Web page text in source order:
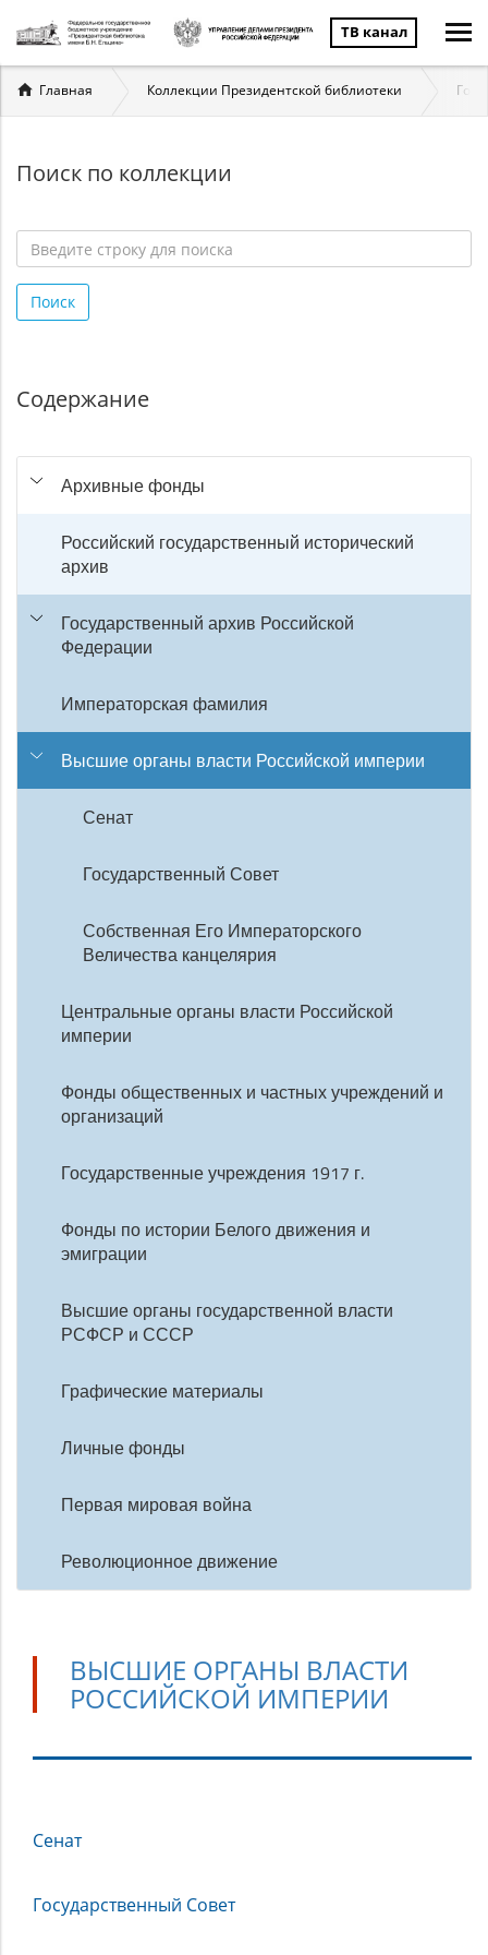
ТВ канал
Вы
здесь
Главная Коллекции Президентской библиотеки
Поиск по коллекции
строку
для
Поиск
Содержание
Архивные фонды
Российский государственный исторический
архив
Государственный архив Российской
Федерации
Императорская фамилия
Высшие органы власти Российской империи
Сенат
Государственный Совет
Собственная Его Императорского
Величества канцелярия
Центральные органы власти Российской
империи
Фонды общественных и частных учреждений и
организаций
Государственные учреждения 1917 г.
Фонды по истории Белого движения и
эмиграции
Высшие органы государственной власти
РСФСР и СССР
Графические материалы
Личные фонды
Первая мировая война
Революционное движение
ВЫСШИЕ ОРГАНЫ ВЛАСТИ
РОССИЙСКОЙ ИМПЕРИИ
органы
Российской
Сенат
Государственный Совет